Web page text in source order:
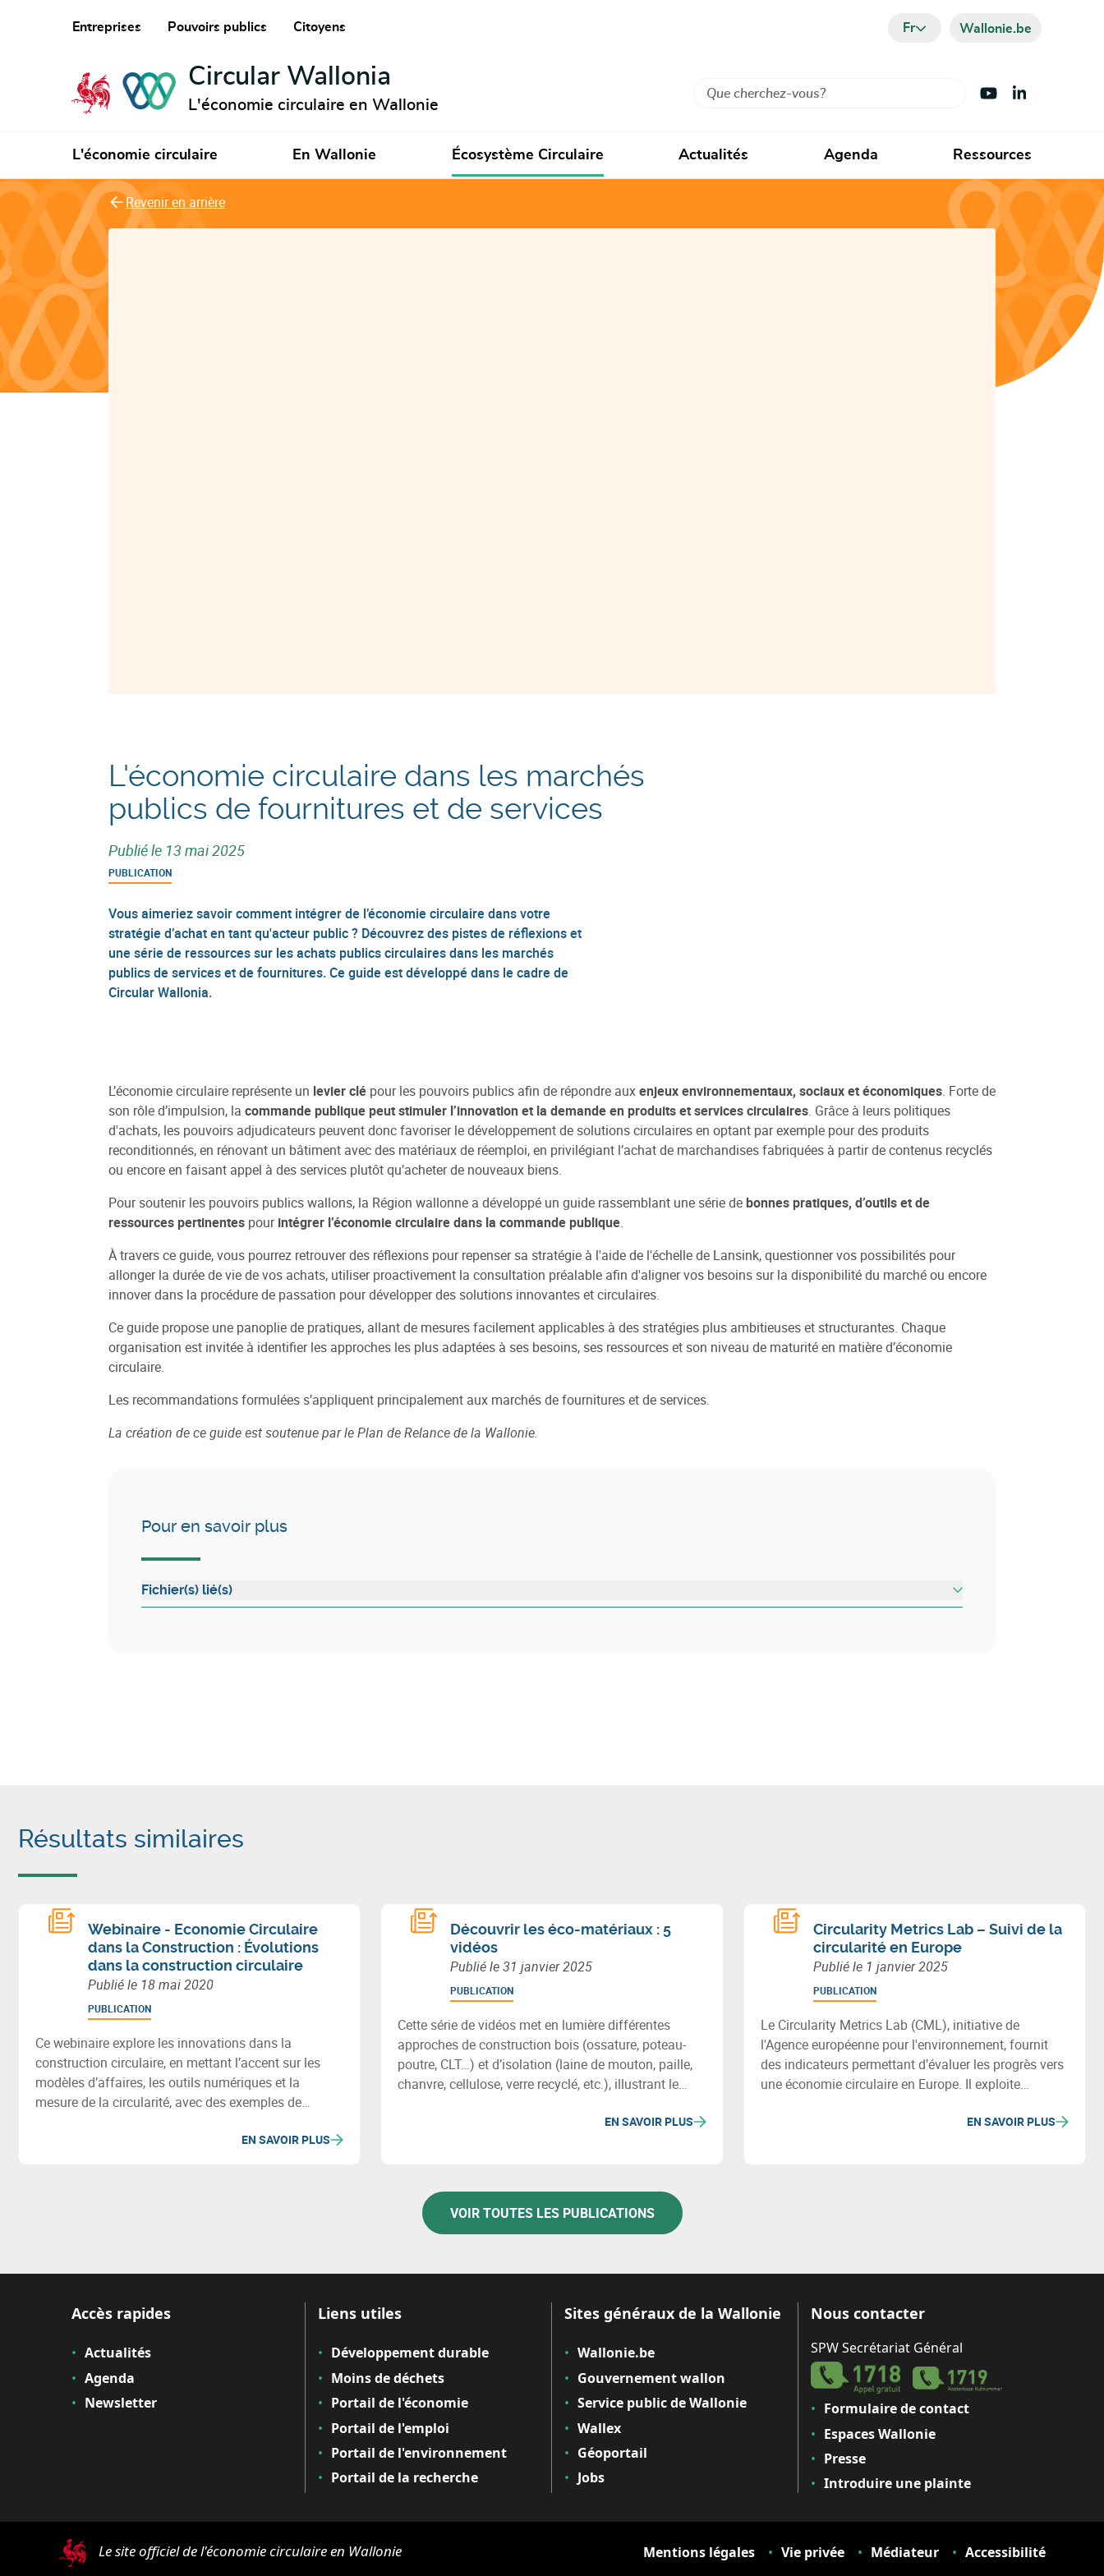
Entreprises Pouvoirs publics Citoyens Fr Wallonie.be
Circular Wallonia
L'économie circulaire en Wallonie
Rechercher Visiter Youtube
Visiter LinkedIn
L'économie circulaire En Wallonie Écosystème Circulaire Actualités Agenda Ressources
Revenir en arrière
L'économie circulaire dans les marchés
publics de fournitures et de services
Publié le 13 mai 2025
PUBLICATION
Vous aimeriez savoir comment intégrer de l’économie circulaire dans votre
stratégie d’achat en tant qu'acteur public ? Découvrez des pistes de réflexions et
une série de ressources sur les achats publics circulaires dans les marchés
publics de services et de fournitures. Ce guide est développé dans le cadre de
Circular Wallonia.
L’économie circulaire représente un levier clé pour les pouvoirs publics afin de répondre auxenjeux environnementaux, sociaux et économiques. Forte de
son rôle d’impulsion, la commande publique peut stimuler l’innovation et la demande en produits et services circulaires. Grâce à leurs politiques
d'achats, les pouvoirs adjudicateurs peuvent donc favoriser le développement de solutions circulaires en optant par exemple pour des produits
reconditionnés, en rénovant un bâtiment avec des matériaux de réemploi, en privilégiant l’achat de marchandises fabriquées à partir de contenus recyclés
ou encore en faisant appel à des services plutôt qu’acheter de nouveaux biens.
Pour soutenir les pouvoirs publics wallons, la Région wallonne a développé un guide rassemblant une série de bonnes pratiques, d’outils et de
ressources pertinentes pourintégrer l’économie circulaire dans la commande publique.
À travers ce guide, vous pourrez retrouver des réflexions pour repenser sa stratégie à l'aide de l'échelle de Lansink, questionner vos possibilités pour
allonger la durée de vie de vos achats, utiliser proactivement la consultation préalable afin d'aligner vos besoins sur la disponibilité du marché ou encore
innover dans la procédure de passation pour développer des solutions innovantes et circulaires.
Ce guide propose une panoplie de pratiques, allant de mesures facilement applicables à des stratégies plus ambitieuses et structurantes. Chaque
organisation est invitée à identifier les approches les plus adaptées à ses besoins, ses ressources et son niveau de maturité en matière d’économie
circulaire.
Les recommandations formulées s’appliquent principalement aux marchés de fournitures et de services.
La création de ce guide est soutenue par le Plan de Relance de la Wallonie.
Pour en savoir plus
Fichier(s) lié(s)
Résultats similaires
Webinaire - Economie Circulaire
dans la Construction : Évolutions
dans la construction circulaire
Publié le 18 mai 2020
PUBLICATION
Ce webinaire explore les innovations dans la
construction circulaire, en mettant l’accent sur les
modèles d’affaires, les outils numériques et la
mesure de la circularité, avec des exemples de
EN SAVOIR PLUS
Découvrir les éco-matériaux : 5
vidéos
Publié le31 janvier 2025
PUBLICATION
Cette série de vidéos met en lumière différentes
approches de construction bois (ossature, poteau-
poutre, CLT…) et d’isolation (laine de mouton, paille,
chanvre, cellulose, verre recyclé, etc.), illustrant le
EN SAVOIR PLUS
Circularity Metrics Lab – Suivi de la
circularité en Europe
Publié le 1 janvier 2025
PUBLICATION
Le Circularity Metrics Lab (CML), initiative de
l'Agence européenne pour l'environnement, fournit
des indicateurs permettant d’évaluer les progrès vers
une économie circulaire en Europe. Il exploite
en quatre catégories : cadre habilitant, entreprises,
EN SAVOIR PLUS
VOIR TOUTES LES PUBLICATIONS
Accès rapides
Actualités
Agenda
Newsletter
Liens utiles
Développement durable
Moins de déchets
Portail de l'économie
Portail de l'emploi
Portail de l'environnement
Portail de la recherche
Sites généraux de la Wallonie
Wallonie.be
Gouvernement wallon
Service public de Wallonie
Wallex
Géoportail
Jobs
Nous contacter
SPW Secrétariat Général
Formulaire de contact
Espaces Wallonie
Presse
Introduire une plainte
Le site officiel de l'économie circulaire en Wallonie Mentions légales Vie privée Médiateur Accessibilité